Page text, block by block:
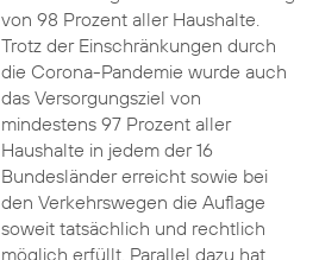
von 98 Prozent aller Haushalte.
Trotz der Einschränkungen durch
die Corona-Pandemie wurde auch
das Versorgungsziel von
mindestens 97 Prozent aller
Haushalte in jedem der 16
Bundesländer erreicht sowie bei
den Verkehrswegen die Auflage
soweit tatsächlich und rechtlich
möglich erfüllt. Parallel dazu hat